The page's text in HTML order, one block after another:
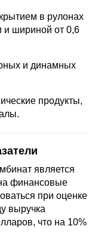
в рулонах
и шириной от 0,6
и динамных
продукты,
является
финансовые
при оценке
выручка
что на 10%